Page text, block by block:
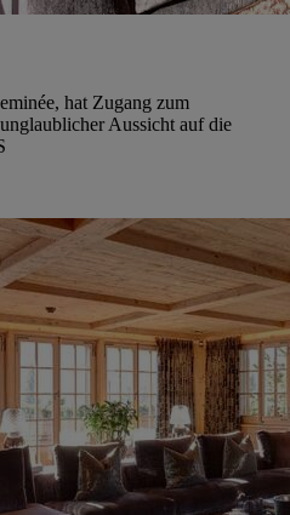
hat Zugang zum
Aussicht auf die